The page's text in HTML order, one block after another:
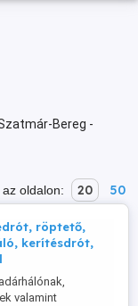
Bereg -
oldalon: 20 50
röptető,
kerítésdrót,
valamint